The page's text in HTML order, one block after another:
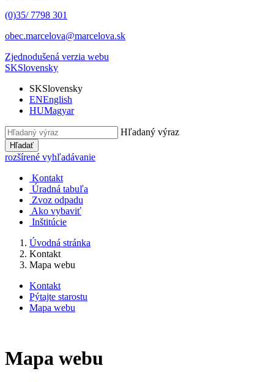
(0)35/ 7798 301
obec.marcelova@marcelova.sk
Zjednodušená verzia webu
SKSlovensky
SKSlovensky
ENEnglish
HUMagyar
Hľadaný výraz
Hľadať
rozšírené vyhľadávanie
Kontakt
Úradná tabuľa
Zvoz odpadu
Ako vybaviť
Inštitúcie
Úvodná stránka
Kontakt
Mapa webu
Kontakt
Pýtajte starostu
Mapa webu
Mapa webu